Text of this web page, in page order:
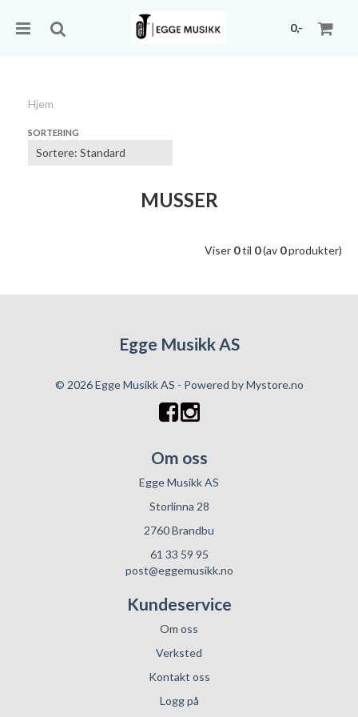
0,-
Hjem
SORTERING
MUSSER
Viser 0til 0(av 0produkter)
Egge Musikk AS
© 2026 Egge Musikk AS - Powered byMystore.no
Om oss
Egge Musikk AS
Storlinna 28
2760 Brandbu
61 33 59 95
post@eggemusikk.no
Kundeservice
Om oss
Verksted
Kontakt oss
Logg på